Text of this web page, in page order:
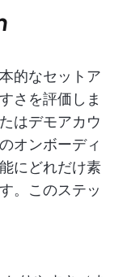
的なセットア
さを評価しま
はデモアカウ
オンボーディ
にどれだけ素
。このステッ